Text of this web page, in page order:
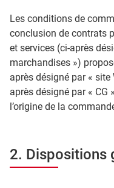
Les conditions de
conclusion de contrats
et services (ci-après
marchandises »)
après désigné par « site
après désigné par « CG
l’origine de la
2. Dispositions